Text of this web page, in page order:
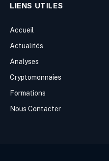
LIENS UTILES
Accueil
Actualités
Analyses
Cryptomonnaies
Formations
Nous Contacter